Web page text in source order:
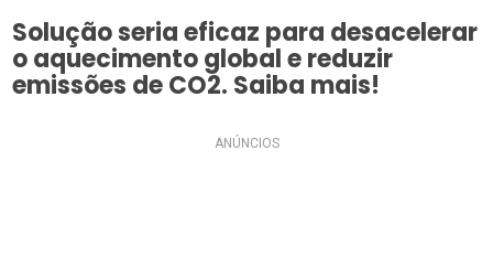
Solução seria eficaz para desacelerar
o aquecimento global e reduzir
emissões de CO2. Saiba mais!
ANÚNCIOS